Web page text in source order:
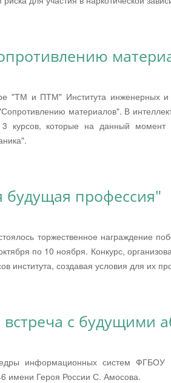
"ТМ и ПТМ" Института инженерных
материалов". В
курсов, которые на данный момент
будущая профессия"
торжественное награждение
по 10 ноября. Конкурс,
института, создавая условия для их
с будущими
информационных систем
имени Героя России С. Амосова.